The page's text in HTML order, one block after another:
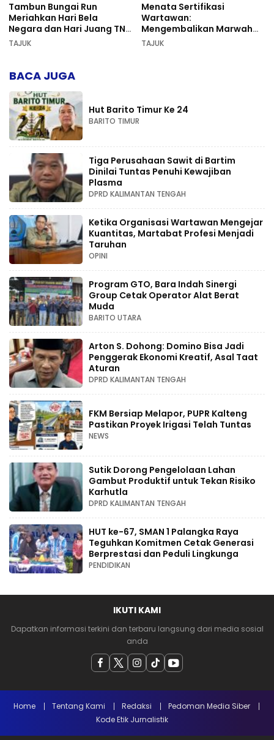
Tambun Bungai Run
Meriahkan Hari Bela
Negara dan Hari Juang TNI
AD di Palangka Raya
TAJUK
Menata Sertifikasi
Wartawan:
Mengembalikan Marwah
Pers dan Keadilan
TAJUK
BACA JUGA
Hut Barito Timur Ke 24
BARITO TIMUR
Tiga Perusahaan Sawit di Bartim
Dinilai Tuntas Penuhi Kewajiban
Plasma
DPRD KALIMANTAN TENGAH
Ketika Organisasi Wartawan Mengejar
Kuantitas, Martabat Profesi Menjadi
Taruhan
OPINI
Program GTO, Bara Indah Sinergi
Group Cetak Operator Alat Berat
Muda
BARITO UTARA
Arton S. Dohong: Domino Bisa Jadi
Penggerak Ekonomi Kreatif, Asal Taat
Aturan
DPRD KALIMANTAN TENGAH
FKM Bersiap Melapor, PUPR Kalteng
Pastikan Proyek Irigasi Telah Tuntas
NEWS
Sutik Dorong Pengelolaan Lahan
Gambut Produktif untuk Tekan Risiko
Karhutla
DPRD KALIMANTAN TENGAH
HUT ke-67, SMAN 1 Palangka Raya
Teguhkan Komitmen Cetak Generasi
Berprestasi dan Peduli Lingkunga
PENDIDIKAN
IKUTI KAMI
Dapatkan informasi terkini dan terbaru langsung dari media sosial
anda
Home Tentang Kami Redaksi
Pedoman Media Siber
Kode Etik Jurnalistik